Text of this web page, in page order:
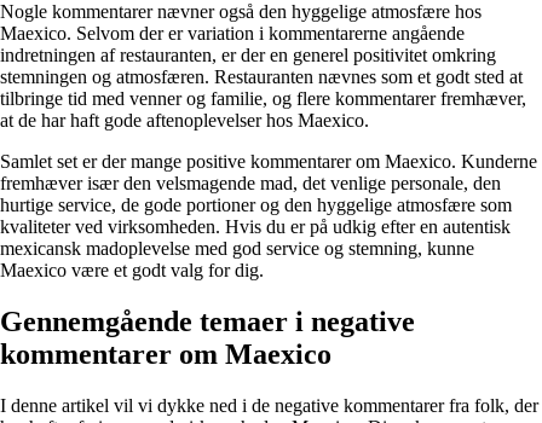
Nogle kommentarer nævner også den hyggelige atmosfære hos
Maexico. Selvom der er variation i kommentarerne angående
indretningen af restauranten, er der en generel positivitet omkring
stemningen og atmosfæren. Restauranten nævnes som et godt sted at
tilbringe tid med venner og familie, og flere kommentarer fremhæver,
at de har haft gode aftenoplevelser hos Maexico.
Samlet set er der mange positive kommentarer om Maexico. Kunderne
fremhæver især den velsmagende mad, det venlige personale, den
hurtige service, de gode portioner og den hyggelige atmosfære som
kvaliteter ved virksomheden. Hvis du er på udkig efter en autentisk
mexicansk madoplevelse med god service og stemning, kunne
Maexico være et godt valg for dig.
Gennemgående temaer i negative
kommentarer om Maexico
I denne artikel vil vi dykke ned i de negative kommentarer fra folk, der